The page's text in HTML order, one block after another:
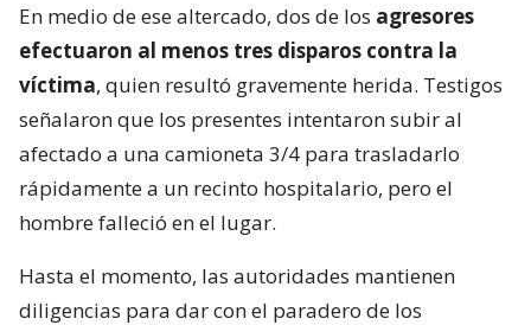
En medio de ese altercado, dos de los agresores
efectuaron al menos tres disparos contra la
víctima, quien resultó gravemente herida. Testigos
señalaron que los presentes intentaron subir al
afectado a una camioneta 3/4 para trasladarlo
rápidamente a un recinto hospitalario, pero el
hombre falleció en el lugar.
Hasta el momento, las autoridades mantienen
diligencias para dar con el paradero de los